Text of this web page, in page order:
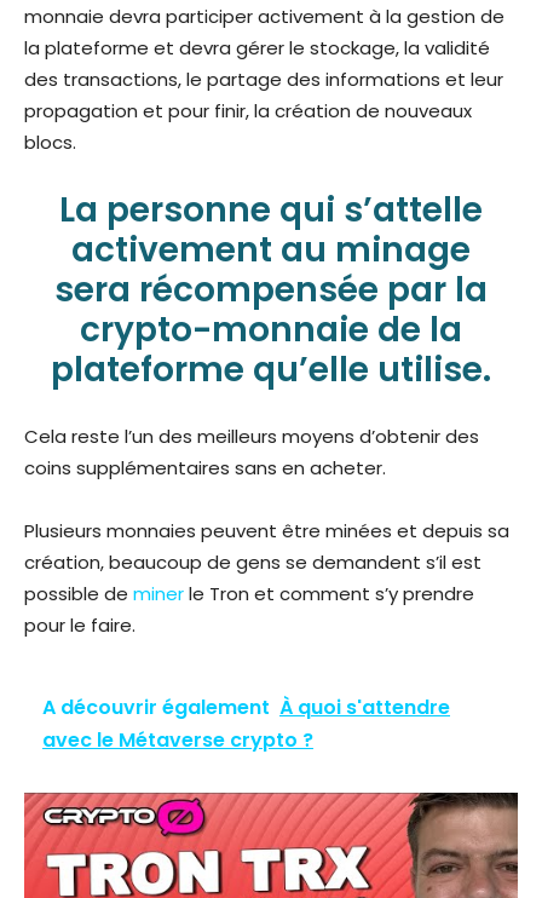
monnaie devra participer activement à la gestion de
la plateforme et devra gérer le stockage, la validité
des transactions, le partage des informations et leur
propagation et pour finir, la création de nouveaux
blocs.
La personne qui s’attelle
activement au minage
sera récompensée par la
crypto-monnaie de la
plateforme qu’elle utilise.
Cela reste l’un des meilleurs moyens d’obtenir des
coins supplémentaires sans en acheter.
Plusieurs monnaies peuvent être minées et depuis sa
création, beaucoup de gens se demandent s’il est
possible de minerle Tron et comment s’y prendre
pour le faire.
A découvrir également À quoi s'attendre
avec le Métaverse crypto ?